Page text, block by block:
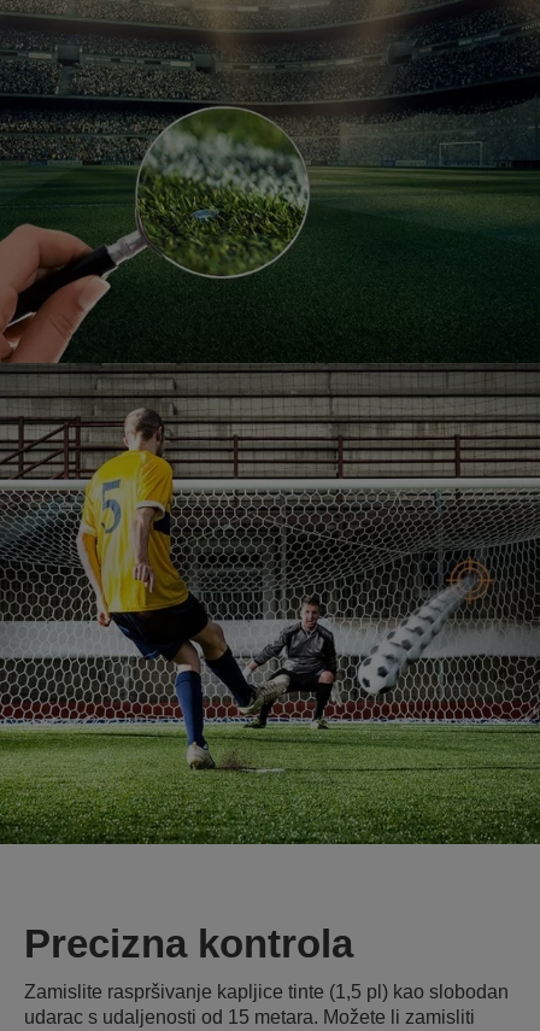
Precizna kontrola
Zamislite raspršivanje kapljice tinte (1,5 pl) kao slobodan
udarac s udaljenosti od 15 metara. Možete li zamisliti